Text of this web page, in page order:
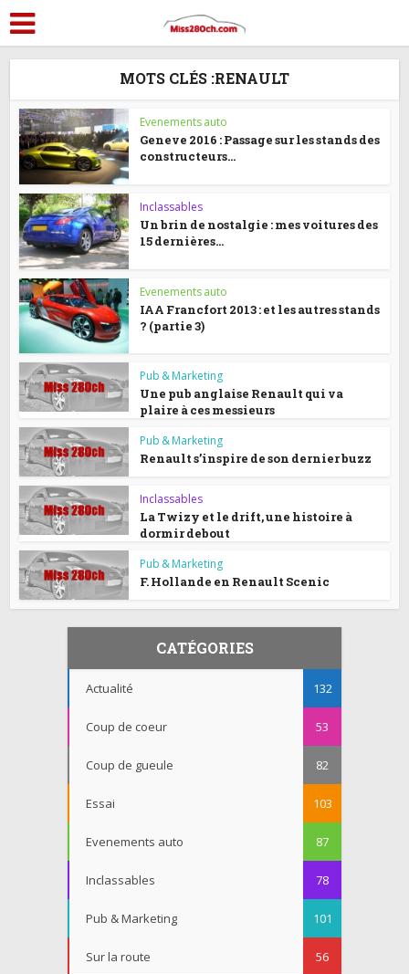
MOTS CLÉS :RENAULT
Evenements auto
Geneve 2016 : Passage sur les stands des
constructeurs...
Inclassables
Un brin de nostalgie : mes voitures des
15 dernières...
Evenements auto
IAA Francfort 2013 : et les autres stands
? (partie 3)
Pub & Marketing
Une pub anglaise Renault qui va
plaire à ces messieurs
Pub & Marketing
Renault s’inspire de son dernier buzz
Inclassables
La Twizy et le drift, une histoire à
dormir debout
Pub & Marketing
F. Hollande en Renault Scenic
CATÉGORIES
Actualité 132
Coup de coeur 53
Coup de gueule 82
Essai 103
Evenements auto 87
Inclassables 78
Pub & Marketing 101
Sur la route 56